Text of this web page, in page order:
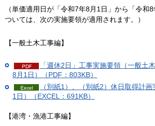
（単価適用日が「令和7年8月1日」から「令和
ついては、次の実施要領が適用されます。）
【一般土木工事編】
「週休2日」工事実施要領（一般土
8月1日）（PDF：803KB）
（別紙1）、（別紙2）休日取得計
1日）（EXCEL：691KB）
【港湾・漁港工事編】